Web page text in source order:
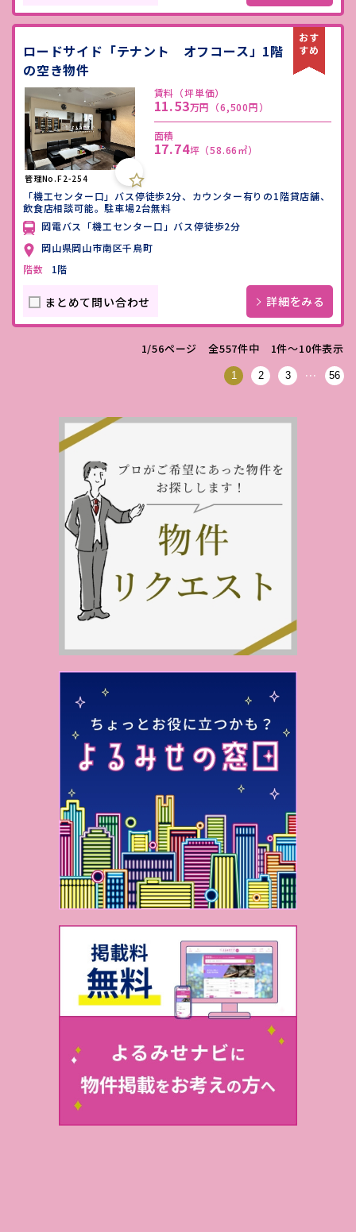
ロードサイド「テナント オフコース」1階
の空き物件
管理No.F2-254
賃料（坪単価）
11.53万円 （6,500円）
面積
17.74坪 （58.66㎡）
「機工センター口」バス停徒歩2分、カウンター有りの1階貸店舗、
飲食店相談可能。駐車場2台無料
岡電バス「機工センター口」バス停徒歩2分
岡山県岡山市南区千鳥町
階数
1階
まとめて問い合わせ 詳細をみる
1/56ページ 全557件中 1件〜10件表示
1 2 3 … 56